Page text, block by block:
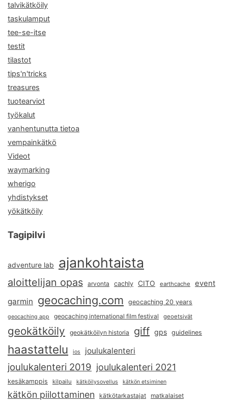
talvikätköily
taskulamput
tee-se-itse
testit
tilastot
tips'n'tricks
treasures
tuotearviot
työkalut
vanhentunutta tietoa
vempainkätkö
Videot
waymarking
wherigo
yhdistykset
yökätköily
Tagipilvi
adventure lab ajankohtaista
aloittelijan opas arvonta cachly CITO earthcache event
garmin geocaching.com geocaching 20 years
geocaching app geocaching international film festival geoetsivät
geokätköily geokätköilyn historia giff gps guidelines
haastattelu ios joulukalenteri
joulukalenteri 2019 joulukalenteri 2021
kesäkamppis kilpailu kätköilysovellus kätkön etsiminen
kätkön piilottaminen kätkötarkastajat matkalaiset